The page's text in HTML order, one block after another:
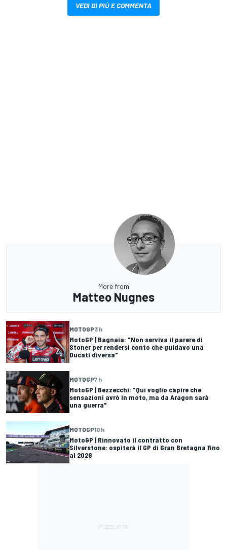
VEDI DI PIÙ E COMMENTA
More from
Matteo Nugnes
MOTOGP3 h
MotoGP | Bagnaia: "Non serviva il parere di
Stoner per rendersi conto che guidavo una
Ducati diversa"
MOTOGP7 h
MotoGP | Bezzecchi: "Qui voglio capire che
sensazioni avrò in moto, ma da Aragon sarà
una guerra"
MOTOGP10 h
MotoGP | Rinnovato il contratto con
Silverstone: ospiterà il GP di Gran Bretagna fino
al 2028